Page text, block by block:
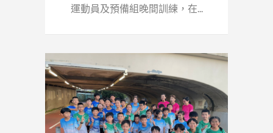
運動員及預備組晚間訓練，在...